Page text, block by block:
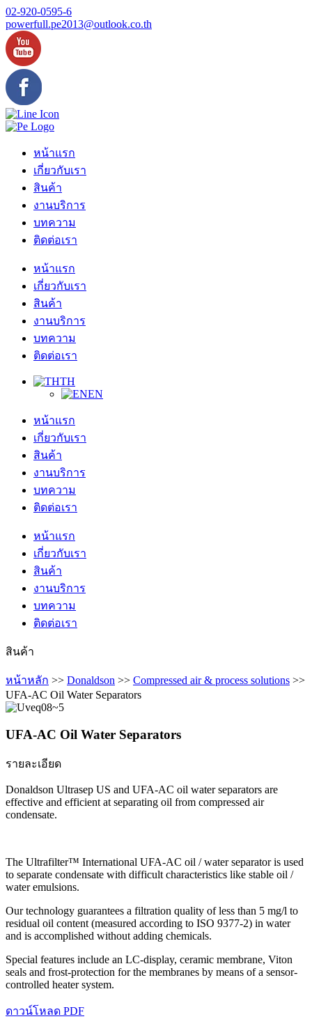
Skip
to
content
02-920-0595-6
powerfull.pe2013@outlook.co.th
หน้าแรก
เกี่ยวกับเรา
สินค้า
งานบริการ
บทความ
ติดต่อเรา
หน้าแรก
เกี่ยวกับเรา
สินค้า
งานบริการ
บทความ
ติดต่อเรา
TH
EN
หน้าแรก
เกี่ยวกับเรา
สินค้า
งานบริการ
บทความ
ติดต่อเรา
หน้าแรก
เกี่ยวกับเรา
สินค้า
งานบริการ
บทความ
ติดต่อเรา
สินค้า
หน้าหลัก >> Donaldson >> Compressed air & process solutions >>
UFA-AC Oil Water Separators
UFA-AC Oil Water Separators
รายละเอียด
Donaldson Ultrasep US and UFA-AC oil water separators are
effective and efficient at separating oil from compressed air
condensate.
The Ultrafilter™ International UFA-AC oil / water separator is used
to separate condensate with difficult characteristics like stable oil /
water emulsions.
Our technology guarantees a filtration quality of less than 5 mg/l to
residual oil content (measured according to ISO 9377-2) in water
and is accomplished without adding chemicals.
Special features include an LC-display, ceramic membrane, Viton
seals and frost-protection for the membranes by means of a sensor-
controlled heater system.
ดาวน์โหลด PDF